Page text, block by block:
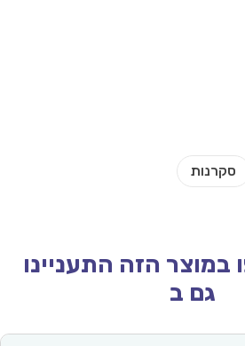
במוצר הזה התעניינו
גם ב